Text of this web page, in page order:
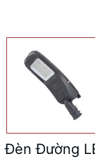
Đèn Đường